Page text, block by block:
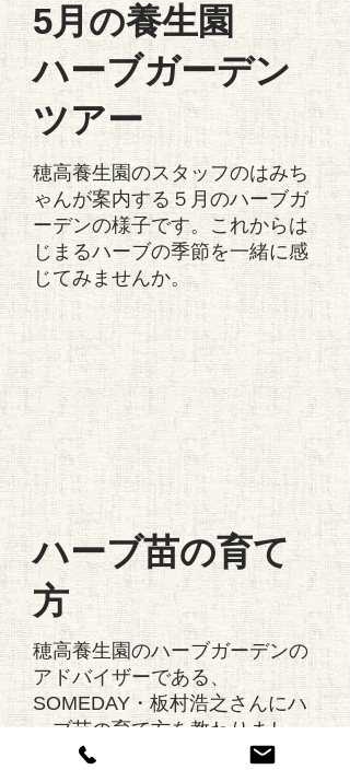
5月の養生園
ハーブガーデン
ツアー
穂高養生園のスタッフのはみち
ゃんが案内する５月のハーブガ
ーデンの様子です。これからは
じまるハーブの季節を一緒に感
じてみませんか。
ハーブ苗の育て
方
穂高養生園のハーブガーデンの
アドバイザーである、
SOMEDAY・板村浩之さんにハ
ーブ苗の育て方を教わりまし
た。鉢に植え替えれば、ベラン